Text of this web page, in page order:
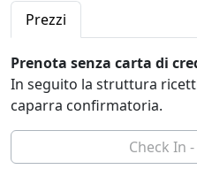
Frutto di un accurato
albergo diffuso
trasformate in spazi
perdere l’anima delle case
conservano la tipica
lavoro al piano terra e
superiori, arredate con
dettagli su misura che
Prezzi
Prenota senza carta di
In seguito la struttura
caparra confirmatoria.